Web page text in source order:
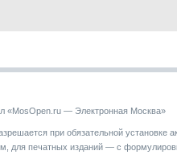
«MosOpen.ru — Электронная Москва»
при обязательной установке
для печатных изданий — с